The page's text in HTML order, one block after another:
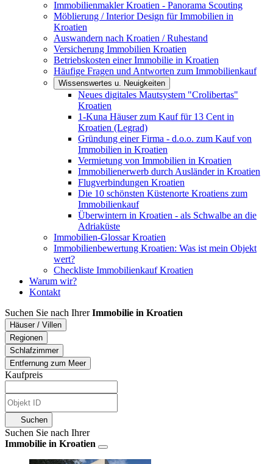
Immobilienmakler Kroatien - Panorama Scouting
Möblierung / Interior Design für Immobilien in
Kroatien
Auswandern nach Kroatien / Ruhestand
Versicherung Immobilien Kroatien
Betriebskosten einer Immobilie in Kroatien
Häufige Fragen und Antworten zum Immobilienkauf
Wissenswertes u. Neuigkeiten
Neues digitales Mautsystem "Crolibertas"
Kroatien
1-Kuna Häuser zum Kauf für 13 Cent in
Kroatien (Legrad)
Gründung einer Firma - d.o.o. zum Kauf von
Immobilien in Kroatien
Vermietung von Immobilien in Kroatien
Immobilienerwerb durch Ausländer in Kroatien
Flugverbindungen Kroatien
Die 10 schönsten Küstenorte Kroatiens zum
Immobilienkauf
Überwintern in Kroatien - als Schwalbe an die
Adriaküste
Immobilien-Glossar Kroatien
Immobilienbewertung Kroatien: Was ist mein Objekt
wert?
Checkliste Immobilienkauf Kroatien
Warum wir?
Kontakt
Suchen Sie nach IhrerImmobilie in Kroatien
Häuser / Villen
Regionen
Schlafzimmer
Entfernung zum Meer
Kaufpreis
Suchen
Suchen Sie nach Ihrer
Immobilie in Kroatien